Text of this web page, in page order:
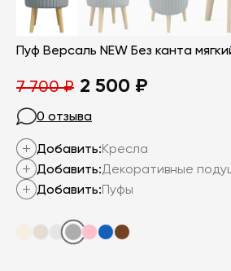
7 700₽
цена
7
700
₽.
2 500 ₽
500
0 отзыва
Добавить:Кресла
Добавить:Декоративные
Добавить:Пуфы